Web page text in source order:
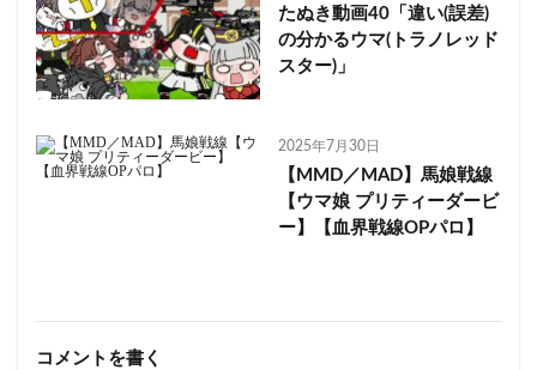
たぬき動画40「違い(誤差)
の分かるウマ(トラノレッド
スター)」
2025年7月30日
【MMD／MAD】馬娘戦線
【ウマ娘 プリティーダービ
ー】【血界戦線OPパロ】
コメントを書く